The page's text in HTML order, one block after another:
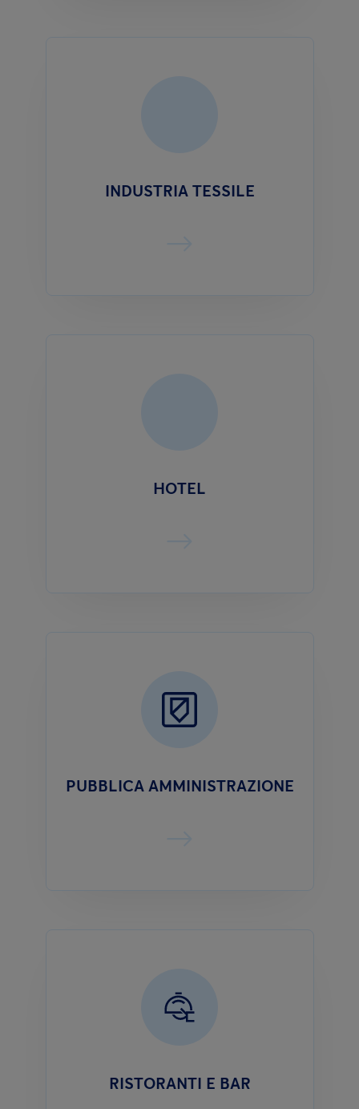
INDUSTRIA TESSILE
HOTEL
PUBBLICA AMMINISTRAZIONE
RISTORANTI E BAR